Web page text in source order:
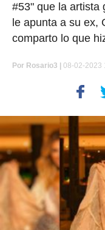
#53" que la artista
le apunta a su ex,
comparto lo que
Por Rosario3 | 08-02-2023